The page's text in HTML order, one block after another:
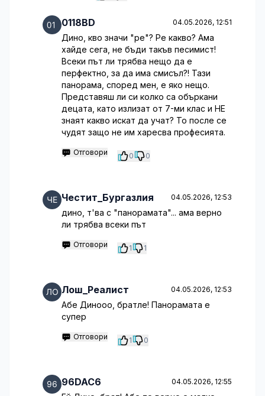
0118BD 04.05.2026, 12:51
Дино, кво значи "ре"? Ре какво? Ама
хайде сега, не бъди такъв песимист!
Всеки път ли трябва нещо да е
перфектно, за да има смисъл?! Тази
панорама, според мен, е яко нещо.
Представяш ли си колко са объркани
децата, като излизат от 7-ми клас и НЕ
знаят какво искат да учат? То после се
чудят защо не им харесва професията.
Отговори 0 0
Честит_Бургазлия 04.05.2026, 12:53
дино, т'ва с "панорамата"... ама верно
ли трябва всеки път
Отговори 1 1
Лош_Реалист 04.05.2026, 12:53
Абе Динооо, братле! Панорамата е
супер
Отговори 1 0
96DAC6 04.05.2026, 12:55